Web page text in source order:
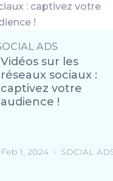
Vidéos sur les
réseaux sociaux :
captivez votre
audience !
Feb 1, 2024 SOCIAL